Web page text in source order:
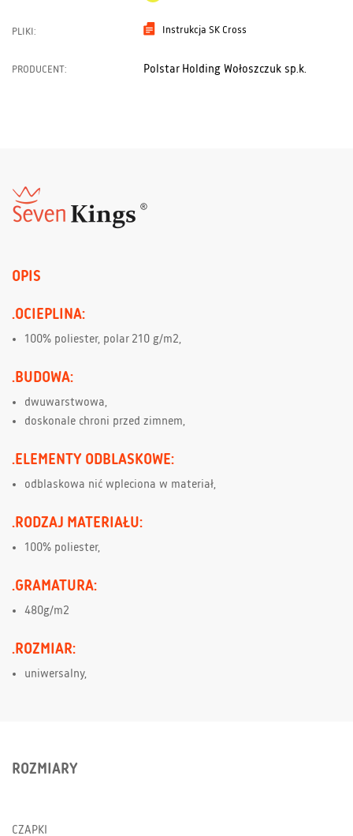
PLIKI: Instrukcja SK Cross
PRODUCENT: Polstar Holding Wołoszczuk sp.k.
OPIS
.OCIEPLINA:
100% poliester, polar 210 g/m2,
.BUDOWA:
dwuwarstwowa,
doskonale chroni przed zimnem,
.ELEMENTY ODBLASKOWE:
odblaskowa nić wpleciona w materiał,
.RODZAJ MATERIAŁU:
100% poliester,
.GRAMATURA:
480g/m2
.ROZMIAR:
uniwersalny,
ROZMIARY
CZAPKI